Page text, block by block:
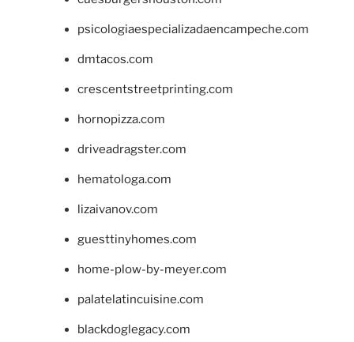
psicologiaespecializadaencampeche.com
dmtacos.com
crescentstreetprinting.com
hornopizza.com
driveadragster.com
hematologa.com
lizaivanov.com
guesttinyhomes.com
home-plow-by-meyer.com
palatelatincuisine.com
blackdoglegacy.com